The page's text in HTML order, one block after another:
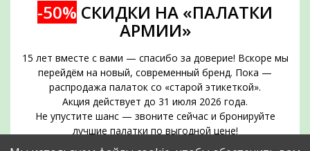
-50% СКИДКИ НА «ПАЛАТКИ
АРМИИ»
15 лет вместе с вами — спасибо за доверие! Вскоре мы
перейдём на новый, современный бренд. Пока —
распродажа палаток со «старой этикеткой».
Акция действует до 31 июля 2026 года.
Не упустите шанс — звоните сейчас и бронируйте
лучшие палатки по выгодной цене!
Срок действия акции — до 31 июля 2026 года